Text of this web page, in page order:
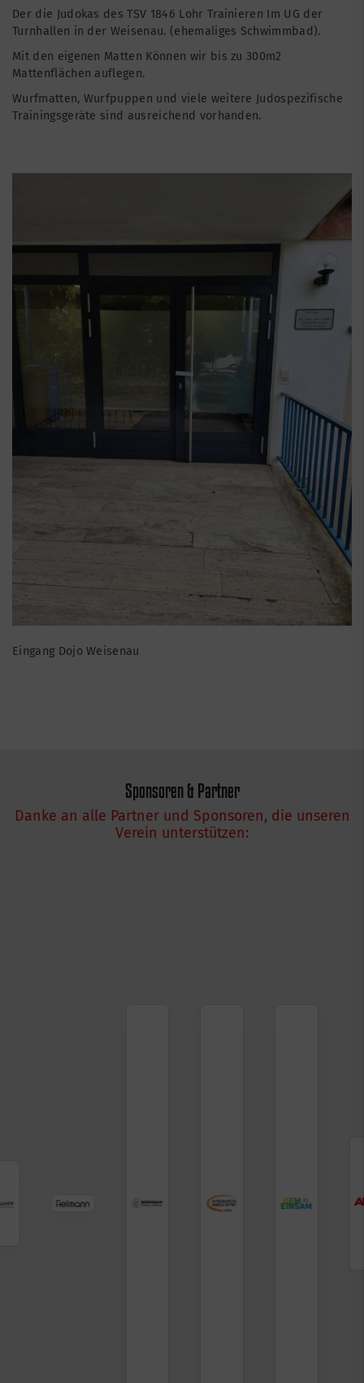
Der die Judokas des TSV 1846 Lohr Trainieren Im UG der
Turnhallen in der Weisenau. (ehemaliges Schwimmbad).
Mit den eigenen Matten Können wir bis zu 300m2
Mattenflächen auflegen.
Wurfmatten, Wurfpuppen und viele weitere Judospezifische
Trainingsgeräte sind ausreichend vorhanden.
Eingang Dojo Weisenau
Sponsoren & Partner
Danke an alle Partner und Sponsoren, die unseren
Verein unterstützen: